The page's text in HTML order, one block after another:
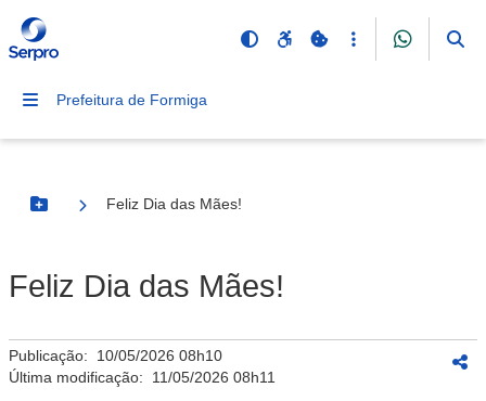
Prefeitura de Formiga
Botão Menu
Feliz Dia das Mães!
Feliz Dia das Mães!
Publicação: 10/05/2026 08h10
Última modificação: 11/05/2026 08h11